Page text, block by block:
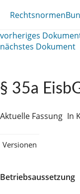
Rechtsnormen
vorheriges
nächstes Dokument
§ 35a
Aktuelle Fassung In
Versionen
Betriebsaussetzung